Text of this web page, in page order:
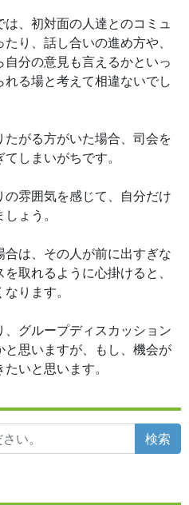
、初対面の人達とのコミュ
り、話し合いの進め方や、
分の意見も言えるかといっ
る場と考えて相違ないでし
がる方がいた場合、司会を
しまいがちです。
雰囲気を感じて、自分だけ
ょう。
は、その人が前に出すぎな
取れるように心掛けると、
ります。
グループディスカッション
思いますが、もし、機会が
いと思います。
検索